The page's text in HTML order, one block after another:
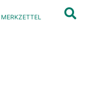
MERKZETTEL